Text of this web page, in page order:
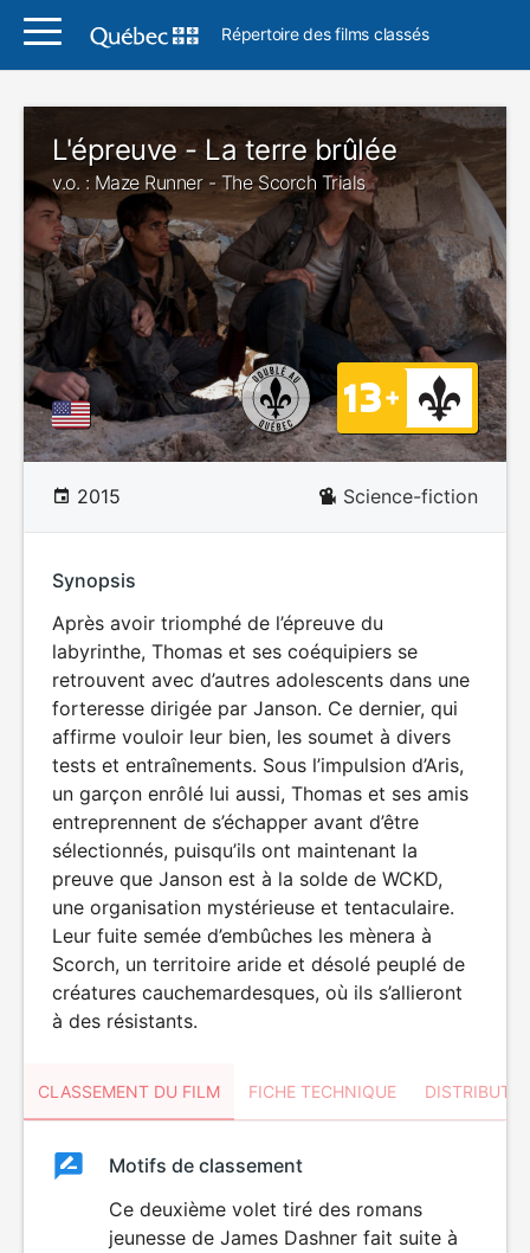
Répertoire des films classés
L'épreuve - La terre brûlée
v.o. : Maze Runner - The Scorch Trials
2015 Science-fiction
Synopsis
Après avoir triomphé de l’épreuve du
labyrinthe, Thomas et ses coéquipiers se
retrouvent avec d’autres adolescents dans une
forteresse dirigée par Janson. Ce dernier, qui
affirme vouloir leur bien, les soumet à divers
tests et entraînements. Sous l’impulsion d’Aris,
un garçon enrôlé lui aussi, Thomas et ses amis
entreprennent de s’échapper avant d’être
sélectionnés, puisqu’ils ont maintenant la
preuve que Janson est à la solde de WCKD,
une organisation mystérieuse et tentaculaire.
Leur fuite semée d’embûches les mènera à
Scorch, un territoire aride et désolé peuplé de
créatures cauchemardesques, où ils s’allieront
à des résistants.
CLASSEMENT DU FILM FICHE TECHNIQUE
ClassementClassement
Motifs de classement
Ce deuxième volet tiré des romans
jeunesse de James Dashner fait suite à